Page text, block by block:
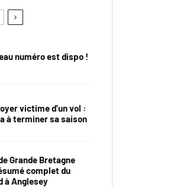
numéro est dispo !
victime d’un vol :
à terminer sa saison
Grande Bretagne
complet du
à Anglesey